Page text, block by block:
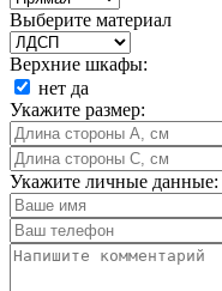
Выберите материал
Верхние шкафы:
нет да
Укажите размер:
Укажите личные данные: